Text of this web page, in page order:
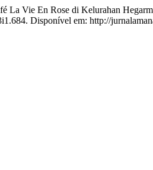
Vie En Rose di Kelurahan
Disponível em: http://